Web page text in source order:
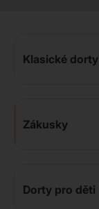
Klasické dorty
Zákusky
Dorty pro děti